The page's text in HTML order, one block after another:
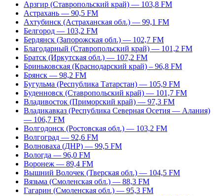
Арзгир (Ставропольский край) — 103,8 FM
Астрахань — 90,5 FM
Ахтубинск (Астраханская обл.) — 99,1 FM
Белгород — 103,2 FM
Бердянск (Запорожская обл.) — 102,7 FM
Благодарный (Ставропольский край) — 101,2 FM
Братск (Иркутская обл.) — 107,2 FM
Бриньковская (Краснодарский край) – 96,8 FM
Брянск — 98,2 FM
Бугульма (Республика Татарстан) — 105,9 FM
Буденновск (Ставропольский край) — 101,7 FM
Владивосток (Приморский край) — 97,3 FM
Владикавказ (Республика Северная Осетия — Алания)
— 106,7 FM
Волгодонск (Ростовская обл.) — 103,2 FM
Волгоград — 92,6 FM
Волноваха (ДНР) — 99,5 FM
Вологда — 96,0 FM
Воронеж — 89,4 FM
Вышний Волочек (Тверская обл.) — 104,5 FM
Вязьма (Смоленская обл.) — 88,3 FM
Гагарин (Смоленская обл.) — 95,3 FM